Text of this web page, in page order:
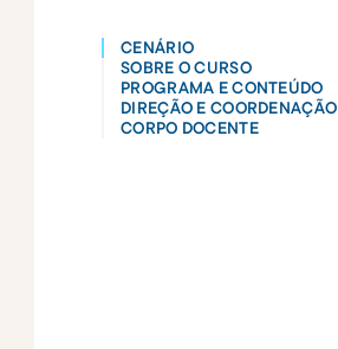
CENÁRIO
SOBRE O CURSO
PROGRAMA E CONTEÚDO
DIREÇÃO E COORDENAÇÃO
CORPO DOCENTE